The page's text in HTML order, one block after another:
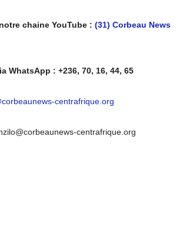
chaine YouTube : (31) Corbeau News
WhatsApp : +236, 70, 16, 44, 65
centrafrique.org
centrafrique.org